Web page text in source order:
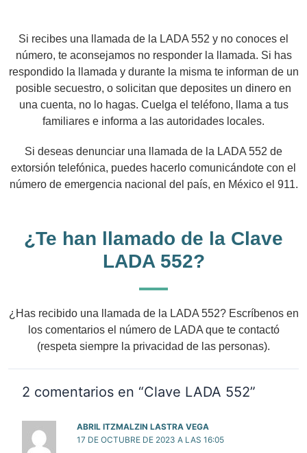
Si recibes una llamada de la LADA 552 y no conoces el
número, te aconsejamos no responder la llamada. Si has
respondido la llamada y durante la misma te informan de un
posible secuestro, o solicitan que deposites un dinero en
una cuenta, no lo hagas. Cuelga el teléfono, llama a tus
familiares e informa a las autoridades locales.
Si deseas denunciar una llamada de la LADA 552 de
extorsión telefónica, puedes hacerlo comunicándote con el
número de emergencia nacional del país, en México el 911.
¿Te han llamado de la Clave
LADA 552?
¿Has recibido una llamada de la LADA 552? Escríbenos en
los comentarios el número de LADA que te contactó
(respeta siempre la privacidad de las personas).
2 comentarios en “Clave LADA 552”
ABRIL ITZMALZIN LASTRA VEGA
17 DE OCTUBRE DE 2023 A LAS 16:05